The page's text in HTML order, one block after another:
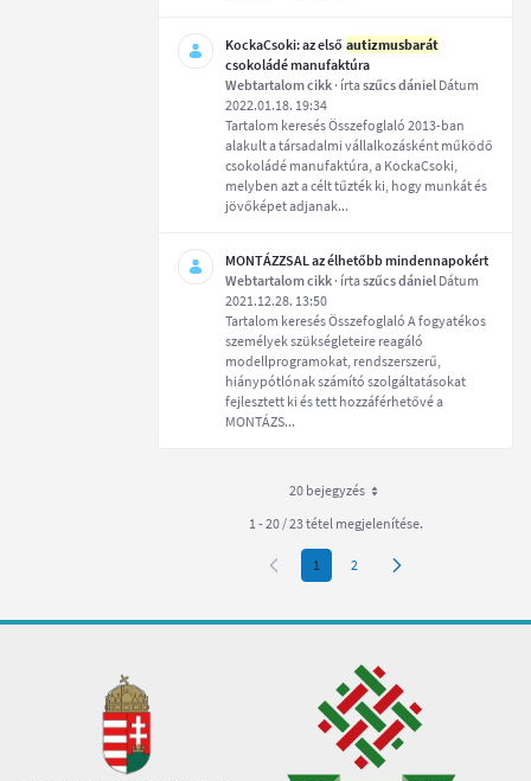
KockaCsoki: az első autizmusbarát
csokoládé manufaktúra
Webtartalom cikk · írtaszűcs dániel Dátum
2022.01.18. 19:34
Tartalom keresés Összefoglaló 2013-ban
alakult a társadalmi vállalkozásként működő
csokoládé manufaktúra, a KockaCsoki,
melyben azt a célt tűzték ki, hogy munkát és
jövőképet adjanak...
MONTÁZZSAL az élhetőbb mindennapokért
Webtartalom cikk · írtaszűcs dániel Dátum
2021.12.28. 13:50
Tartalom keresés Összefoglaló A fogyatékos
személyek szükségleteire reagáló
modellprogramokat, rendszerszerű,
hiánypótlónak számító szolgáltatásokat
fejlesztett ki és tett hozzáférhetővé a
MONTÁZS...
20 bejegyzésOldalanként
1 - 20 / 23 tétel megjelenítése.
Oldal
1 Oldal
2